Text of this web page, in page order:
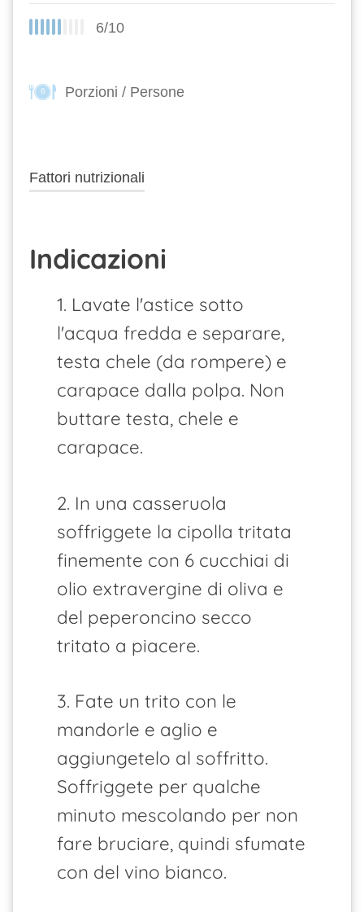
6/10
6 Porzioni / Persone
Fattori nutrizionali
Indicazioni
1. Lavate l'astice sotto
l'acqua fredda e separare,
testa chele (da rompere) e
carapace dalla polpa. Non
buttare testa, chele e
carapace.
2. In una casseruola
soffriggete la cipolla tritata
finemente con 6 cucchiai di
olio extravergine di oliva e
del peperoncino secco
tritato a piacere.
3. Fate un trito con le
mandorle e aglio e
aggiungetelo al soffritto.
Soffriggete per qualche
minuto mescolando per non
fare bruciare, quindi sfumate
con del vino bianco.